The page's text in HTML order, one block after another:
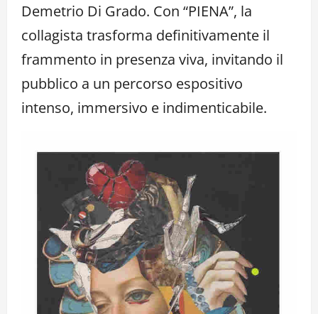
Demetrio Di Grado. Con “PIENA”, la
collagista trasforma definitivamente il
frammento in presenza viva, invitando il
pubblico a un percorso espositivo
intenso, immersivo e indimenticabile.